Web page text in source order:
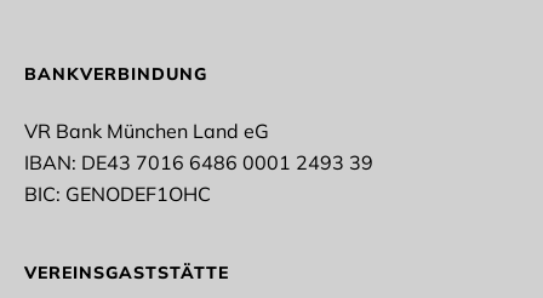
Stockschießen
* Pflichtfelder
BANKVERBINDUNG
VR Bank München Land eG
IBAN: DE43 7016 6486 0001 2493 39
BIC: GENODEF1OHC
VEREINSGASTSTÄTTE